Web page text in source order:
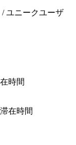
ユニークユーザ
時間
在時間